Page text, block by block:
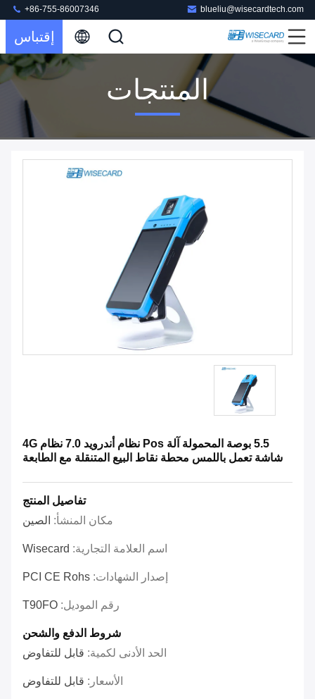
blueliu@wisecardtech.com
+86-755-86007346
إقتباس
المنتجات
5.5 بوصة المحمولة آلة Pos نظام أندرويد 7.0 نظام 4G
شاشة تعمل باللمس محطة نقاط البيع المتنقلة مع الطابعة
تفاصيل المنتج
مكان المنشأ: الصين
اسم العلامة التجارية: Wisecard
إصدار الشهادات: PCI CE Rohs
رقم الموديل: T90FO
شروط الدفع والشحن
الحد الأدنى لكمية: قابل للتفاوض
الأسعار: قابل للتفاوض